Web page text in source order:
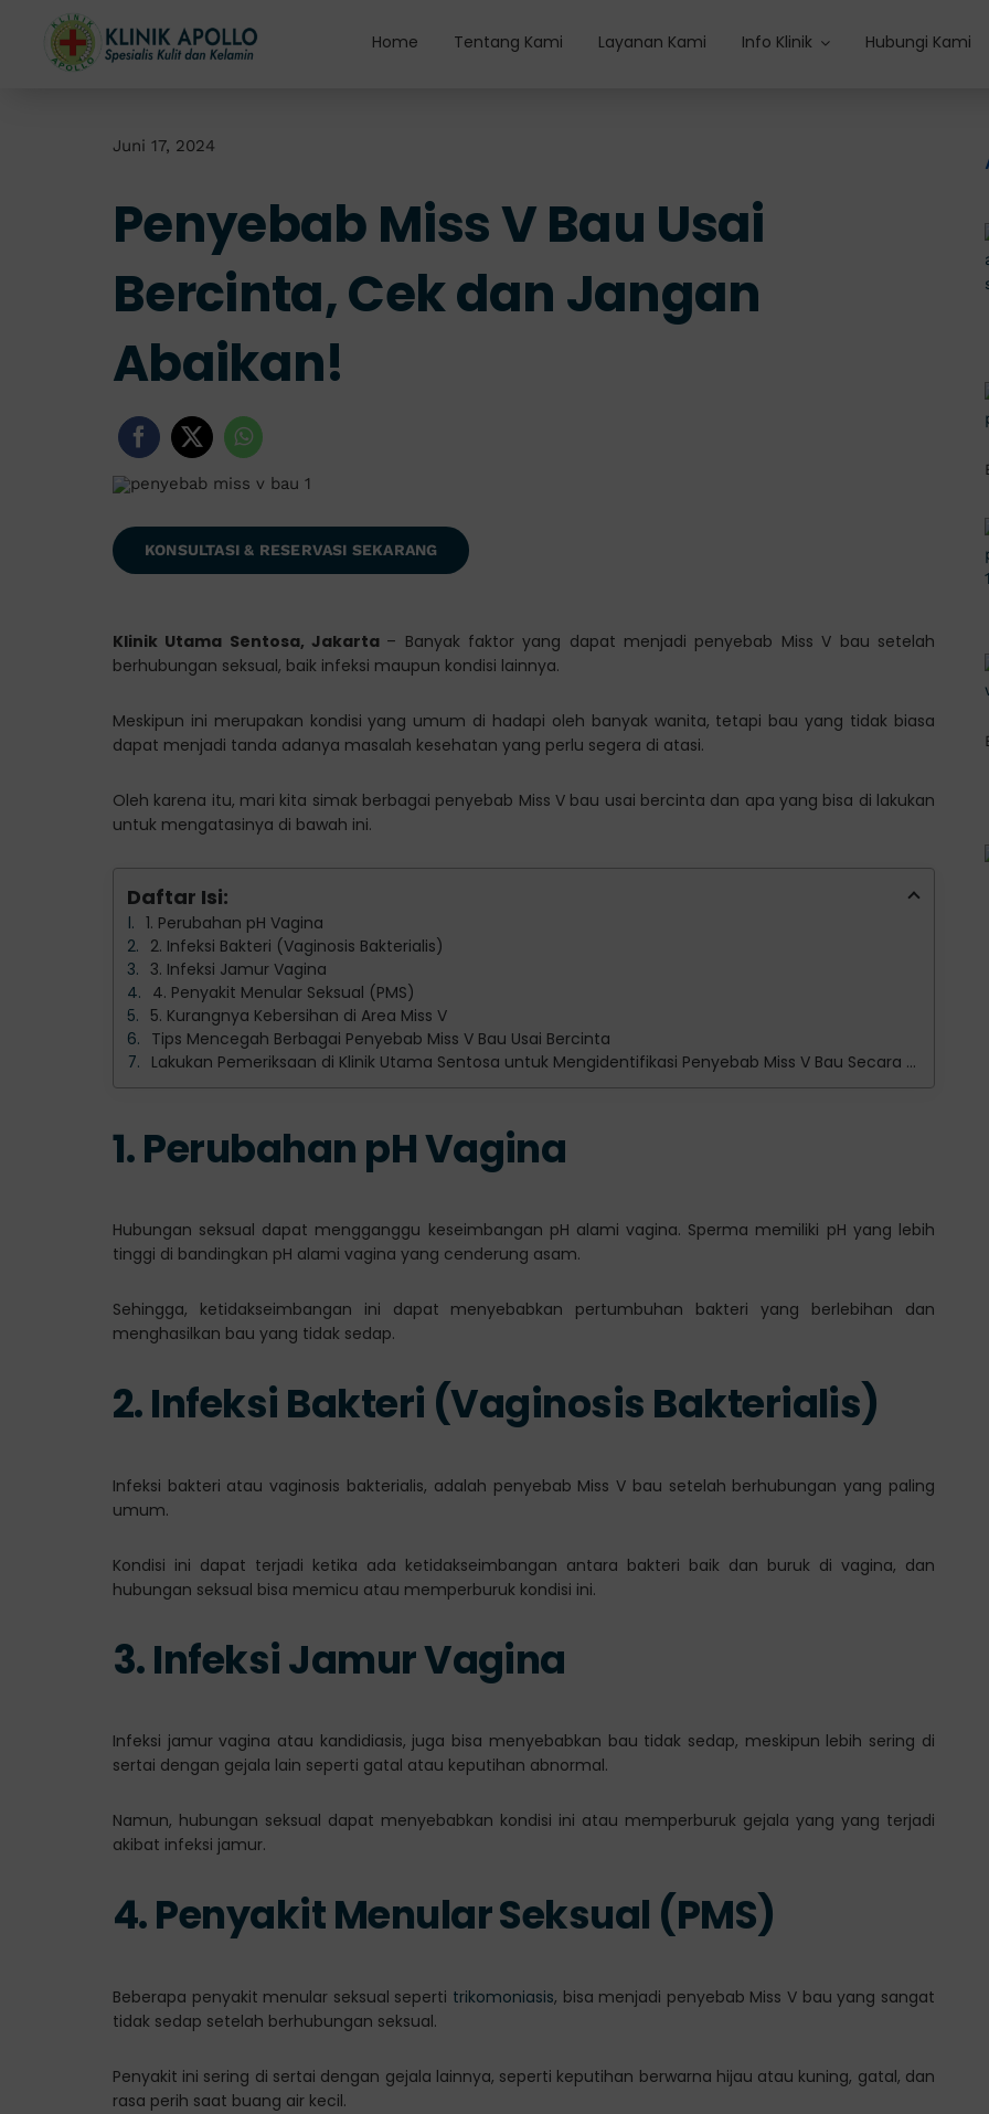
content
Home Tentang Kami Layanan Kami Info Klinik Hubungi Kami
Juni 17, 2024
Penyebab Miss V Bau Usai
Bercinta, Cek dan Jangan
Abaikan!
KONSULTASI & RESERVASI SEKARANG
Klinik Utama Sentosa, Jakarta – Banyak faktor yang dapat menjadi penyebab Miss V bau setelah
berhubungan seksual, baik infeksi maupun kondisi lainnya.
Meskipun ini merupakan kondisi yang umum di hadapi oleh banyak wanita, tetapi bau yang tidak biasa
dapat menjadi tanda adanya masalah kesehatan yang perlu segera di atasi.
Oleh karena itu, mari kita simak berbagai penyebab Miss V bau usai bercinta dan apa yang bisa di lakukan
untuk mengatasinya di bawah ini.
Daftar Isi:
1. Perubahan pH Vagina
2. Infeksi Bakteri (Vaginosis Bakterialis)
3. Infeksi Jamur Vagina
4. Penyakit Menular Seksual (PMS)
5. Kurangnya Kebersihan di Area Miss V
Tips Mencegah Berbagai Penyebab Miss V Bau Usai Bercinta
Lakukan Pemeriksaan di Klinik Utama Sentosa untuk Mengidentifikasi Penyebab Miss V Bau Secara Akurat
1. Perubahan pH Vagina
Hubungan seksual dapat mengganggu keseimbangan pH alami vagina. Sperma memiliki pH yang lebih
tinggi di bandingkan pH alami vagina yang cenderung asam.
Sehingga, ketidakseimbangan ini dapat menyebabkan pertumbuhan bakteri yang berlebihan dan
menghasilkan bau yang tidak sedap.
2. Infeksi Bakteri (Vaginosis Bakterialis)
Infeksi bakteri atau vaginosis bakterialis, adalah penyebab Miss V bau setelah berhubungan yang paling
umum.
Kondisi ini dapat terjadi ketika ada ketidakseimbangan antara bakteri baik dan buruk di vagina, dan
hubungan seksual bisa memicu atau memperburuk kondisi ini.
3. Infeksi Jamur Vagina
Infeksi jamur vagina atau kandidiasis, juga bisa menyebabkan bau tidak sedap, meskipun lebih sering di
sertai dengan gejala lain seperti gatal atau keputihan abnormal.
Namun, hubungan seksual dapat menyebabkan kondisi ini atau memperburuk gejala yang yang terjadi
akibat infeksi jamur.
4. Penyakit Menular Seksual (PMS)
Beberapa penyakit menular seksual seperti trikomoniasis, bisa menjadi penyebab Miss V bau yang sangat
tidak sedap setelah berhubungan seksual.
Penyakit ini sering di sertai dengan gejala lainnya, seperti keputihan berwarna hijau atau kuning, gatal, dan
rasa perih saat buang air kecil.